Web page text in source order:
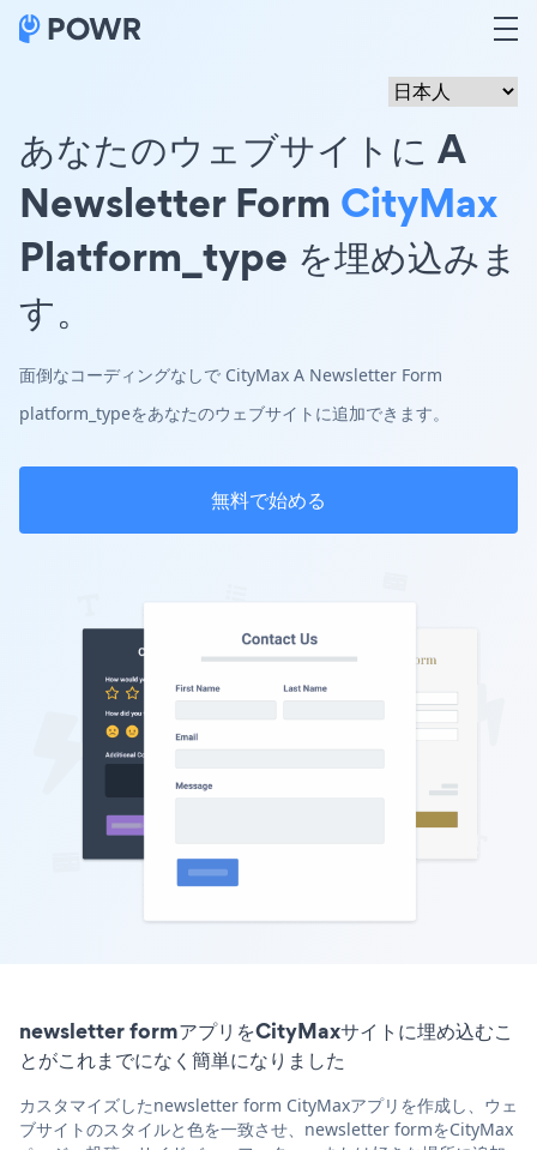
あなたのウェブサイトに A
Newsletter Form CityMax
Platform_type を埋め込みま
す。
面倒なコーディングなしで CityMax A Newsletter Form
platform_typeをあなたのウェブサイトに追加できます。
無料で始める
newsletter formアプリをCityMaxサイトに埋め込むこ
とがこれまでになく簡単になりました
カスタマイズしたnewsletter form CityMaxアプリを作成し、ウェ
ブサイトのスタイルと色を一致させ、newsletter formをCityMax